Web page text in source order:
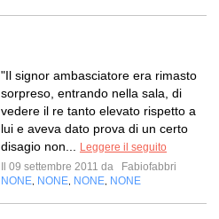
"Il signor ambasciatore era rimasto
sorpreso, entrando nella sala, di
vedere il re tanto elevato rispetto a
lui e aveva dato prova di un certo
disagio non...
Leggere il seguito
Il 09 settembre 2011 da
Fabiofabbri
NONE NONE NONE NONE